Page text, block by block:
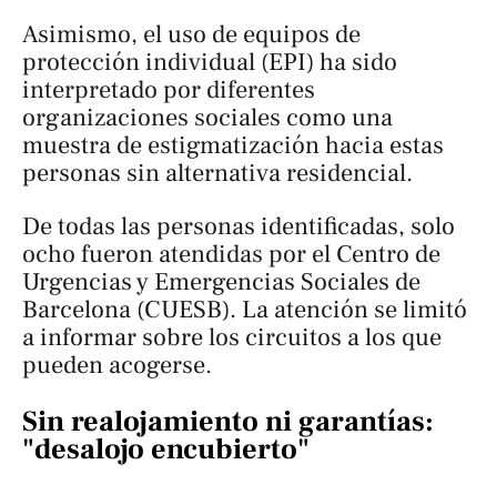
Asimismo, el uso de equipos de
protección individual (EPI) ha sido
interpretado por diferentes
organizaciones sociales como una
muestra de estigmatización hacia estas
personas sin alternativa residencial.
De todas las personas identificadas, solo
ocho fueron atendidas por el Centro de
Urgencias y Emergencias Sociales de
Barcelona (CUESB). La atención se limitó
a informar sobre los circuitos a los que
pueden acogerse.
Sin realojamiento ni garantías:
"desalojo encubierto"